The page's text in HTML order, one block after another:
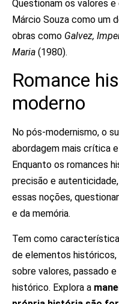
Questionam os valores
Márcio Souza como um
obras como Galvez,
Maria (1980).
Romance
moderno
No pós-modernismo, o
abordagem mais crítica
Enquanto os romances
precisão e
essas noções,
e da memória.
Tem como
de elementos históricos,
sobre valores, passado
histórico. Explora a